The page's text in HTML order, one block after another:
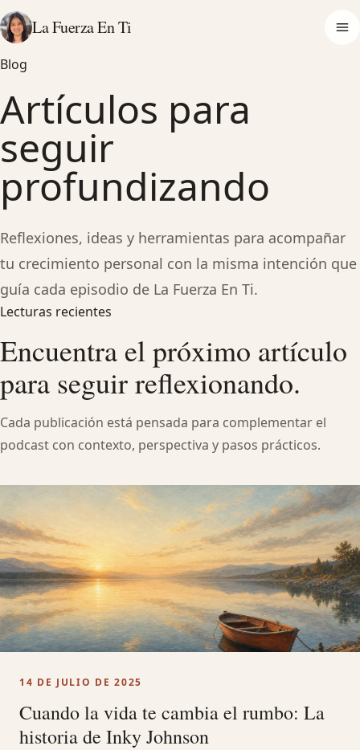
La Fuerza En Ti
Blog
Artículos para
seguir
profundizando
Reflexiones, ideas y herramientas para acompañar
tu crecimiento personal con la misma intención que
guía cada episodio de La Fuerza En Ti.
Lecturas recientes
Encuentra el próximo artículo
para seguir reflexionando.
Cada publicación está pensada para complementar el
podcast con contexto, perspectiva y pasos prácticos.
14 DE JULIO DE 2025
Cuando la vida te cambia el rumbo: La
historia de Inky Johnson